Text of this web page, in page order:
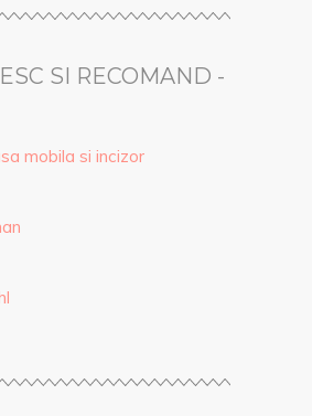
SI RECOMAND -
mobila si incizor